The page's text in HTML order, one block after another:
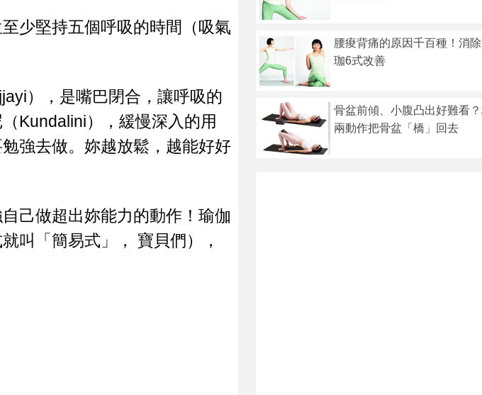
少堅持五個呼吸的時間（吸氣
），是嘴巴閉合，讓呼吸的
Kundalini），緩慢深入的用
強去做。妳越放鬆，越能好好
己做超出妳能力的動作！瑜伽
叫「簡易式」， 寶貝們），
腰痠背痛的原因千百種！消
珈6式改善
骨盆前傾、小腹凸出好難看
兩動作把骨盆「橋」回去